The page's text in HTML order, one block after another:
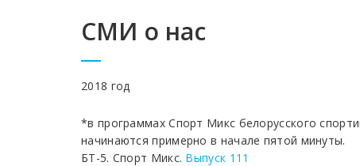
СМИ о нас
2018 год
*в программах Спорт Микс белорусского
начинаются примерно в начале пятой минуты.
БТ-5. Спорт Микс. Выпуск 111